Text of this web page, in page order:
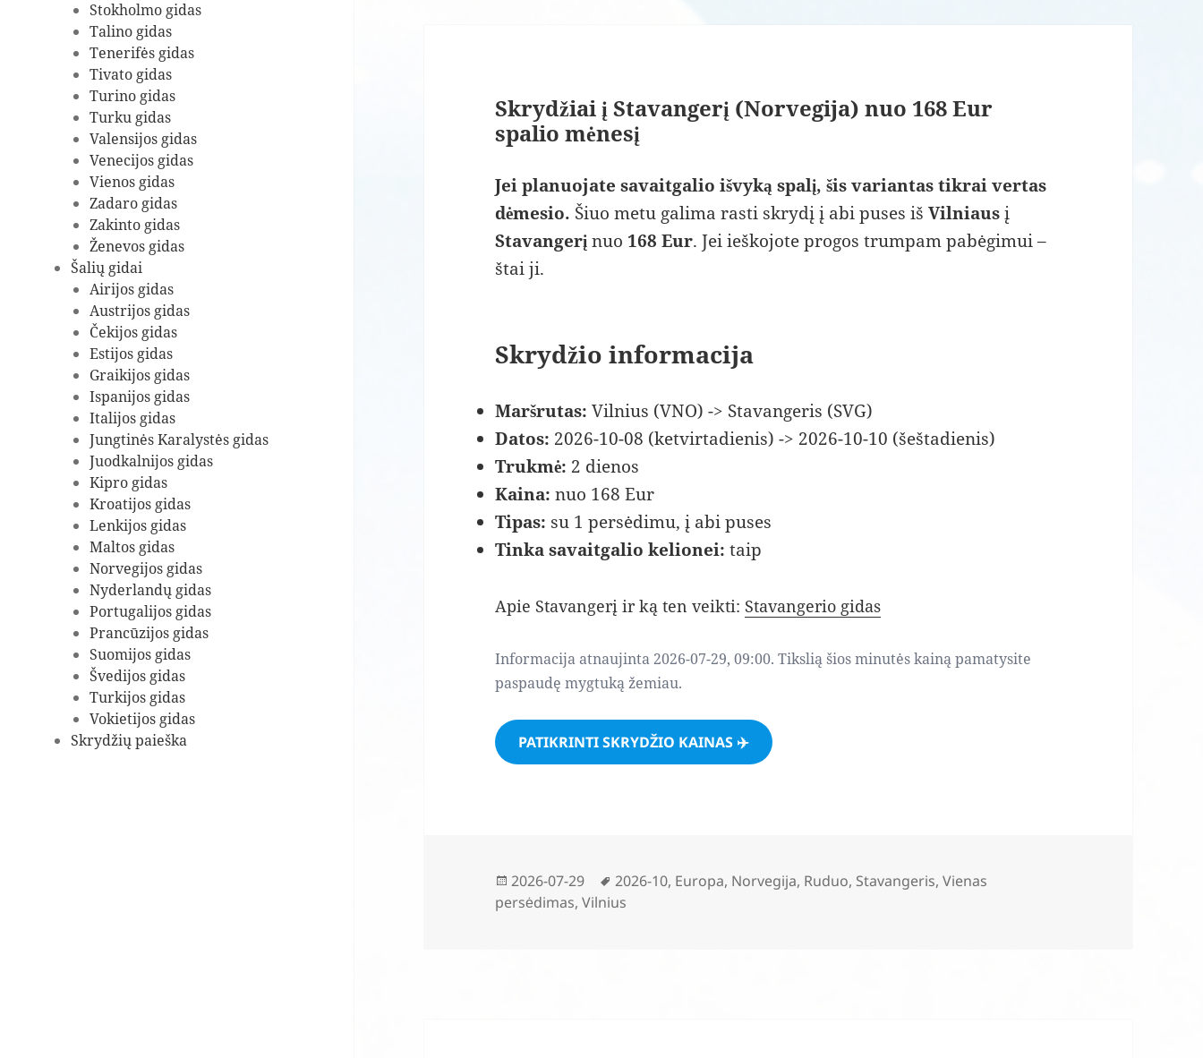
Stokholmo gidas
Talino gidas
Tenerifės gidas
Tivato gidas
Turino gidas
Turku gidas
Valensijos gidas
Venecijos gidas
Vienos gidas
Zadaro gidas
Zakinto gidas
Ženevos gidas
Šalių gidai
Airijos gidas
Austrijos gidas
Čekijos gidas
Estijos gidas
Graikijos gidas
Ispanijos gidas
Italijos gidas
Jungtinės Karalystės gidas
Juodkalnijos gidas
Kipro gidas
Kroatijos gidas
Lenkijos gidas
Maltos gidas
Norvegijos gidas
Nyderlandų gidas
Portugalijos gidas
Prancūzijos gidas
Suomijos gidas
Švedijos gidas
Turkijos gidas
Vokietijos gidas
Skrydžių paieška
Skrydžiai į Stavangerį (Norvegija) nuo 168 Eur
spalio mėnesį
Jei planuojate savaitgalio išvyką spalį, šis variantas tikrai vertas
dėmesio. Šiuo metu galima rasti skrydį į abi puses išVilniausį
Stavangerįnuo 168 Eur. Jei ieškojote progos trumpam pabėgimui –
štai ji.
Skrydžio informacija
Maršrutas: Vilnius (VNO) -> Stavangeris (SVG)
Datos: 2026-10-08 (ketvirtadienis) -> 2026-10-10 (šeštadienis)
Trukmė: 2 dienos
Kaina: nuo 168 Eur
Tipas: su 1 persėdimu, į abi puses
Tinka savaitgalio kelionei: taip
Apie Stavangerį ir ką ten veikti: Stavangerio gidas
Informacija atnaujinta 2026-07-29, 09:00. Tikslią šios minutės kainą pamatysite
paspaudę mygtuką žemiau.
PATIKRINTI SKRYDŽIO KAINAS ✈️
Paskelbta
2026-07-29 Žymos
2026-10, Europa, Norvegija, Ruduo, Stavangeris,Vienas
persėdimas,Vilnius